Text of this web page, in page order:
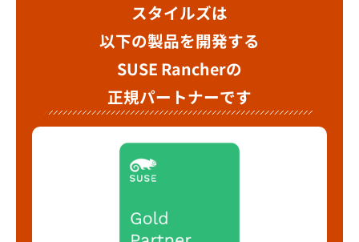
スタイルズは
以下の製品を開発する
SUSE Rancherの
正規パートナーです